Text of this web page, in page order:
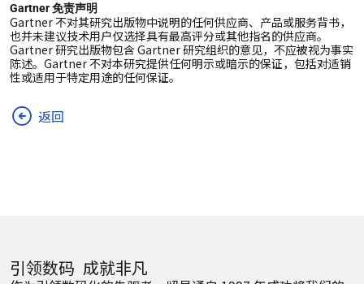
Gartner 免责声明
Gartner 不对其研究出版物中说明的任何供应商、产品或服务背书，
也并未建议技术用户仅选择具有最高评分或其他指名的供应商。
Gartner 研究出版物包含 Gartner 研究组织的意见，不应被视为事实
陈述。Gartner 不对本研究提供任何明示或暗示的保证，包括对适销
性或适用于特定用途的任何保证。
返回
引领数码 成就非凡